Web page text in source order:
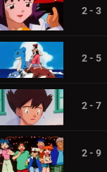
2 - 3
2 - 5
2 - 7
2 - 9